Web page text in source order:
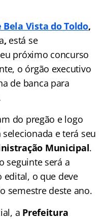
Vista do Toldo,
, está se
próximo concurso
o órgão executivo
de banca para
do pregão e logo
e terá seu
Municipal.
seguinte será a
edital, o que deve
semestre deste ano.
a Prefeitura